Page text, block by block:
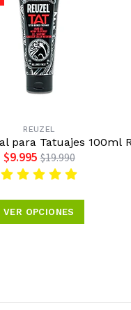
REUZEL
para Tatuajes 100ml
$9.995 $19.990
VER OPCIONES